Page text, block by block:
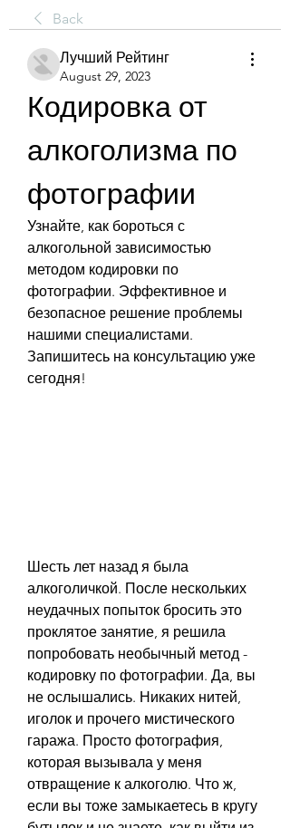
Back
Лучший Рейтинг
August 29, 2023
Кодировка от
алкоголизма по
фотографии
Узнайте, как бороться с
алкогольной зависимостью
методом кодировки по
фотографии. Эффективное и
безопасное решение проблемы
нашими специалистами.
Запишитесь на консультацию уже
сегодня!
Шесть лет назад я была
алкоголичкой. После нескольких
неудачных попыток бросить это
проклятое занятие, я решила
попробовать необычный метод -
кодировку по фотографии. Да, вы
не ослышались. Никаких нитей,
иголок и прочего мистического
гаража. Просто фотография,
которая вызывала у меня
отвращение к алкоголю. Что ж,
если вы тоже замыкаетесь в кругу